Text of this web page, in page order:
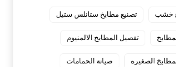
خشب تصنيع مطابخ ستانلس ستيل
تفصيل المطابخ الالمنيوم
الصغيره صيانة الحمامات